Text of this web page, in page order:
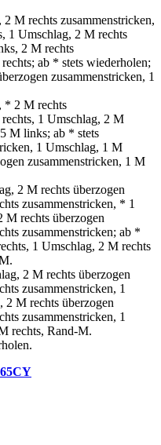
M rechts zusammenstricken,
1 Umschlag, 2 M rechts
2 M rechts
ab * stets wiederholen;
zusammenstricken, 1
* 2 M rechts
1 Umschlag, 2 M
M links; ab * stets
1 Umschlag, 1 M
zusammenstricken, 1 M
2 M rechts überzogen
zusammenstricken, * 1
M rechts überzogen
zusammenstricken; ab *
1 Umschlag, 2 M rechts
2 M rechts überzogen
zusammenstricken, 1
M rechts überzogen
zusammenstricken, 1
rechts, Rand-M.